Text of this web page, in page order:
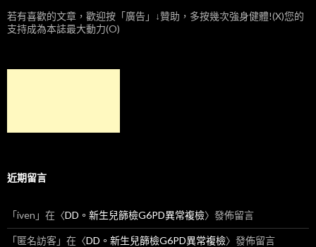
若有喜歡的文章，歡迎按「廣告」↓贊助，多按幾次強身健體!(X)您的
支持成為本誌最大動力(O)
近期留言
「iven 」在〈DD。新生兒篩檢G6PD異常複檢〉發佈留言
「匿名訪客」在〈DD。新生兒篩檢G6PD異常複檢〉發佈留言